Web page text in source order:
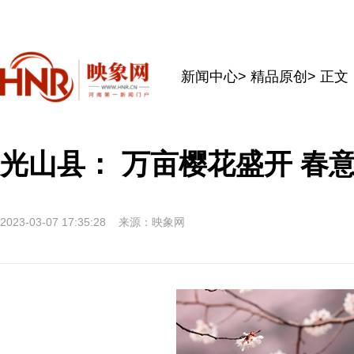
新闻中心> 精品原创 > 正文
光山县： 万亩樱花盛开 春
2023-03-07 17:35:28 来源：映象网